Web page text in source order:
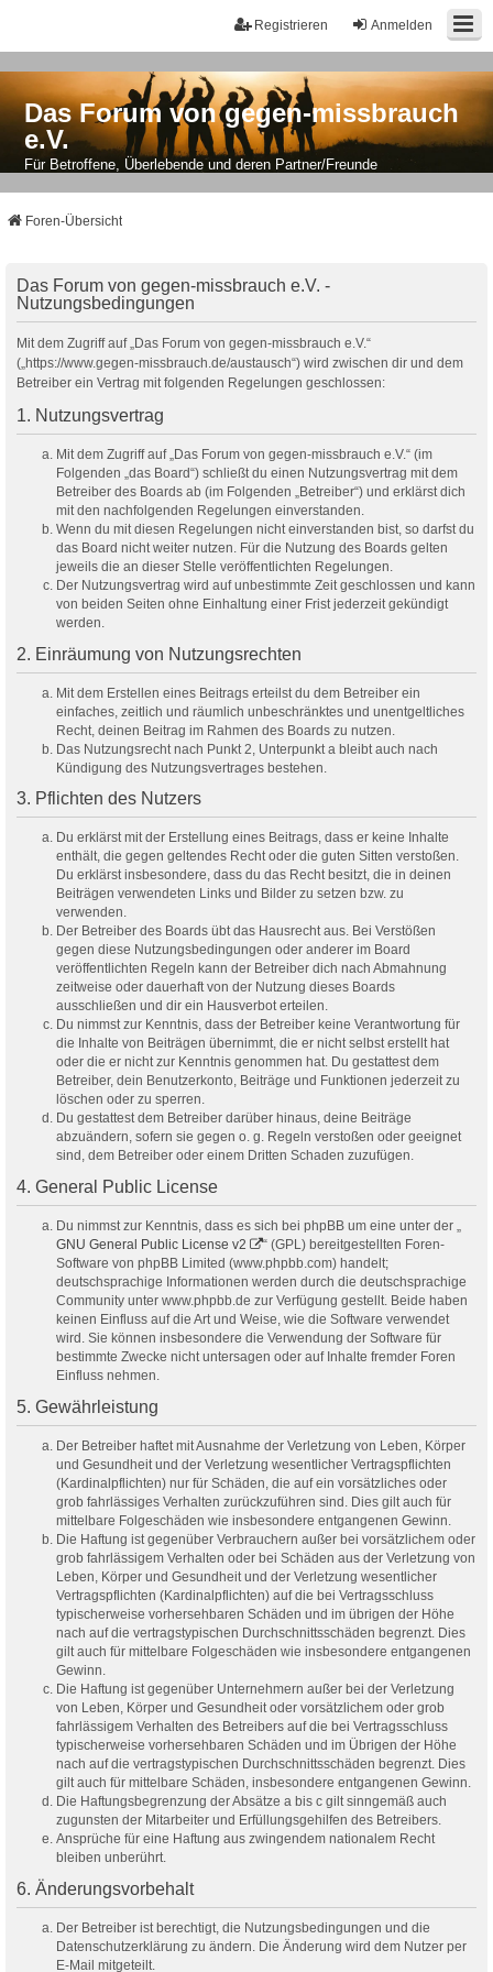
Anmelden
Registrieren
Das Forum von gegen-missbrauch
e.V.
Für Betroffene, Überlebende und deren Partner/Freunde
Foren-Übersicht
Das Forum von gegen-missbrauch e.V. -
Nutzungsbedingungen
Mit dem Zugriff auf „Das Forum von gegen-missbrauch e.V.“
(„https://www.gegen-missbrauch.de/austausch“) wird zwischen dir und dem
Betreiber ein Vertrag mit folgenden Regelungen geschlossen:
1. Nutzungsvertrag
Mit dem Zugriff auf „Das Forum von gegen-missbrauch e.V.“ (im
Folgenden „das Board“) schließt du einen Nutzungsvertrag mit dem
Betreiber des Boards ab (im Folgenden „Betreiber“) und erklärst dich
mit den nachfolgenden Regelungen einverstanden.
Wenn du mit diesen Regelungen nicht einverstanden bist, so darfst du
das Board nicht weiter nutzen. Für die Nutzung des Boards gelten
jeweils die an dieser Stelle veröffentlichten Regelungen.
Der Nutzungsvertrag wird auf unbestimmte Zeit geschlossen und kann
von beiden Seiten ohne Einhaltung einer Frist jederzeit gekündigt
werden.
2. Einräumung von Nutzungsrechten
Mit dem Erstellen eines Beitrags erteilst du dem Betreiber ein
einfaches, zeitlich und räumlich unbeschränktes und unentgeltliches
Recht, deinen Beitrag im Rahmen des Boards zu nutzen.
Das Nutzungsrecht nach Punkt 2, Unterpunkt a bleibt auch nach
Kündigung des Nutzungsvertrages bestehen.
3. Pflichten des Nutzers
Du erklärst mit der Erstellung eines Beitrags, dass er keine Inhalte
enthält, die gegen geltendes Recht oder die guten Sitten verstoßen.
Du erklärst insbesondere, dass du das Recht besitzt, die in deinen
Beiträgen verwendeten Links und Bilder zu setzen bzw. zu
verwenden.
Der Betreiber des Boards übt das Hausrecht aus. Bei Verstößen
gegen diese Nutzungsbedingungen oder anderer im Board
veröffentlichten Regeln kann der Betreiber dich nach Abmahnung
zeitweise oder dauerhaft von der Nutzung dieses Boards
ausschließen und dir ein Hausverbot erteilen.
Du nimmst zur Kenntnis, dass der Betreiber keine Verantwortung für
die Inhalte von Beiträgen übernimmt, die er nicht selbst erstellt hat
oder die er nicht zur Kenntnis genommen hat. Du gestattest dem
Betreiber, dein Benutzerkonto, Beiträge und Funktionen jederzeit zu
löschen oder zu sperren.
Du gestattest dem Betreiber darüber hinaus, deine Beiträge
abzuändern, sofern sie gegen o. g. Regeln verstoßen oder geeignet
sind, dem Betreiber oder einem Dritten Schaden zuzufügen.
4. General Public License
Du nimmst zur Kenntnis, dass es sich bei phpBB um eine unter der „
GNU General Public License v2
“ (GPL) bereitgestellten Foren-
Software von phpBB Limited (www.phpbb.com) handelt;
deutschsprachige Informationen werden durch die deutschsprachige
Community unter www.phpbb.de zur Verfügung gestellt. Beide haben
keinen Einfluss auf die Art und Weise, wie die Software verwendet
wird. Sie können insbesondere die Verwendung der Software für
bestimmte Zwecke nicht untersagen oder auf Inhalte fremder Foren
Einfluss nehmen.
5. Gewährleistung
Der Betreiber haftet mit Ausnahme der Verletzung von Leben, Körper
und Gesundheit und der Verletzung wesentlicher Vertragspflichten
(Kardinalpflichten) nur für Schäden, die auf ein vorsätzliches oder
grob fahrlässiges Verhalten zurückzuführen sind. Dies gilt auch für
mittelbare Folgeschäden wie insbesondere entgangenen Gewinn.
Die Haftung ist gegenüber Verbrauchern außer bei vorsätzlichem oder
grob fahrlässigem Verhalten oder bei Schäden aus der Verletzung von
Leben, Körper und Gesundheit und der Verletzung wesentlicher
Vertragspflichten (Kardinalpflichten) auf die bei Vertragsschluss
typischerweise vorhersehbaren Schäden und im übrigen der Höhe
nach auf die vertragstypischen Durchschnittsschäden begrenzt. Dies
gilt auch für mittelbare Folgeschäden wie insbesondere entgangenen
Gewinn.
Die Haftung ist gegenüber Unternehmern außer bei der Verletzung
von Leben, Körper und Gesundheit oder vorsätzlichem oder grob
fahrlässigem Verhalten des Betreibers auf die bei Vertragsschluss
typischerweise vorhersehbaren Schäden und im Übrigen der Höhe
nach auf die vertragstypischen Durchschnittsschäden begrenzt. Dies
gilt auch für mittelbare Schäden, insbesondere entgangenen Gewinn.
Die Haftungsbegrenzung der Absätze a bis c gilt sinngemäß auch
zugunsten der Mitarbeiter und Erfüllungsgehilfen des Betreibers.
Ansprüche für eine Haftung aus zwingendem nationalem Recht
bleiben unberührt.
6. Änderungsvorbehalt
Der Betreiber ist berechtigt, die Nutzungsbedingungen und die
Datenschutzerklärung zu ändern. Die Änderung wird dem Nutzer per
E-Mail mitgeteilt.